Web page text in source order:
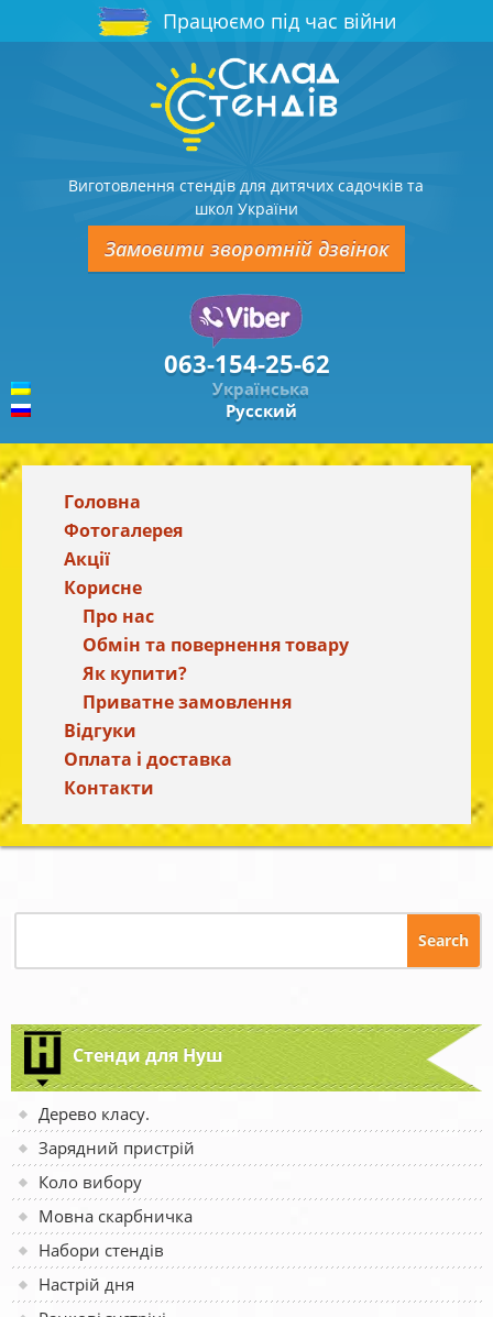
Працюємо під час війни
Виготовлення стендів для дитячих садочків та
школ України
Замовити зворотній дзвінок
063-154-25-62
Українська
Русский
Головна
Фотогалерея
Акції
Корисне
Про нас
Обмін та повернення товару
Як купити?
Приватне замовлення
Відгуки
Оплата і доставка
Контакти
Стенди для Нуш
Дерево класу.
Зарядний пристрій
Коло вибору
Мовна скарбничка
Набори стендів
Настрій дня